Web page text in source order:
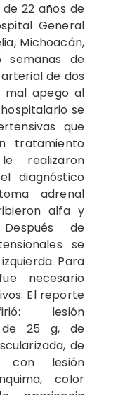
22 años de
General
Michoacán,
semanas de
de dos
mal apego al
se
que
tratamiento
realizaron
diagnóstico
adrenal
alfa y
de
se
Para
necesario
El reporte
lesión
de 25 g, de
de
con lesión
color